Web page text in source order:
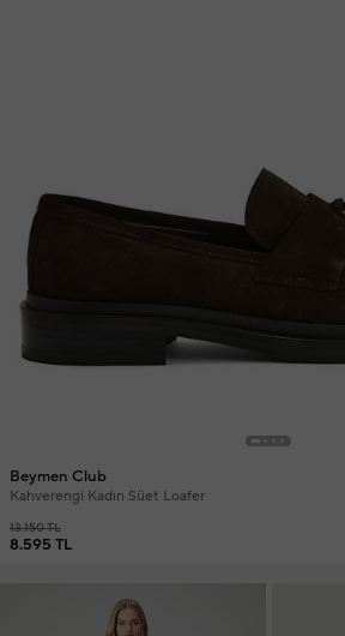
Beymen Club
Kahverengi Kadın Süet Loafer
13.150 TL
8.595 TL